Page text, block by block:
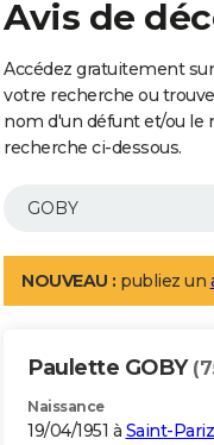
Avis de
Accédez gratuitement
votre recherche ou
nom d'un défunt et/ou le
recherche ci-dessous.
NOUVEAU : publiez un
Paulette GOBY
Naissance
19/04/1951 à Saint-